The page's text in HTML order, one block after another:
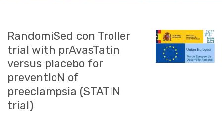
ACCESO PERSONAL
RandomiSed con Troller
trial with prAvasTatin
versus placebo for
preventIoN of
preeclampsia (STATIN
trial)